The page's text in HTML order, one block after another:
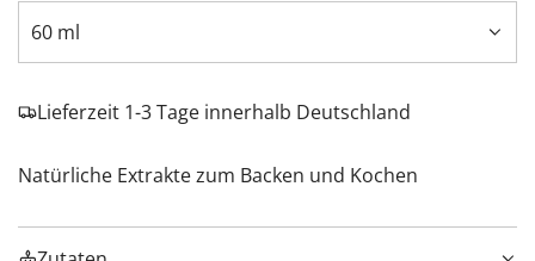
60 ml
Lieferzeit 1-3 Tage innerhalb Deutschland
Natürliche Extrakte zum Backen und Kochen